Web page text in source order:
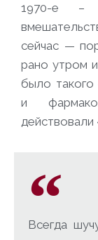
1970-е –
сейчас —
рано утром
было такого
и
действовали
Всегда